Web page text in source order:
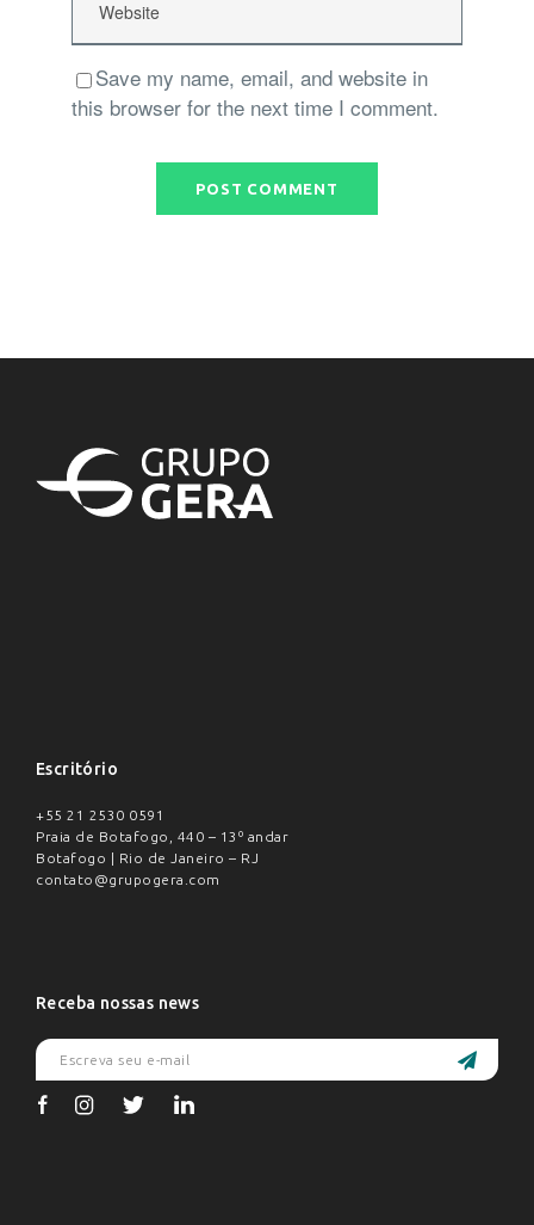
Save my name, email, and website in
this browser for the next time I comment.
Escritório
+55 21 2530 0591
Praia de Botafogo, 440 – 13º andar
Botafogo | Rio de Janeiro – RJ
contato@grupogera.com
Receba nossas news